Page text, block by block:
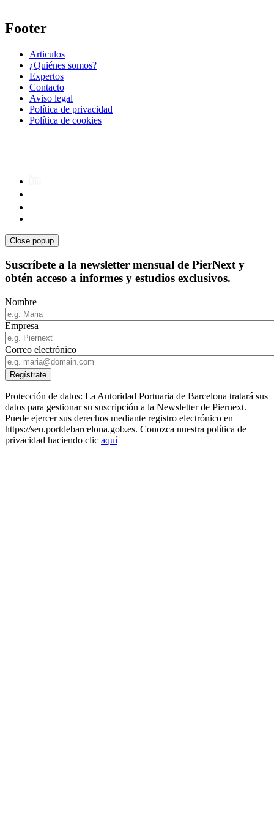
Footer
Articulos
¿Quiénes somos?
Expertos
Contacto
Aviso legal
Política de privacidad
Política de cookies
Close popup
Suscríbete a la newsletter mensual de PierNext y
obtén acceso a informes y estudios exclusivos.
Nombre
Empresa
Correo electrónico
Protección de datos: La Autoridad Portuaria de Barcelona tratará sus
datos para gestionar su suscripción a la Newsletter de Piernext.
Puede ejercer sus derechos mediante registro electrónico en
https://seu.portdebarcelona.gob.es. Conozca nuestra política de
privacidad haciendo clic aquí